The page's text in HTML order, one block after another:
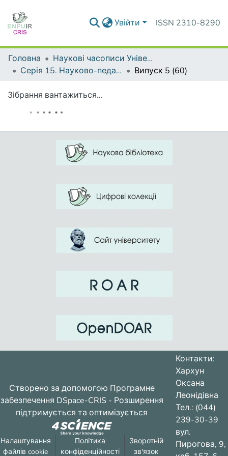
Увійти ISSN 2310-8290
Головна
Наукові часописи Університету
Серія 15. Науково-педагогічні проблеми фізичної культури (фізична культура і спорт)
Випуск 5 (60)
Зібрання вантажиться...
Створено за допомогою Програмне
забезпечення DSpace-CRIS - Розширення
підтримується та оптимізується
Налаштування
файлів cookie
Політика
конфіденційності
Зворотній
зв'язок
Контакти:
Хархун
Оксана
Леонідівна
Тел.: (044)
239-30-39
вул.
Пирогова, 9,